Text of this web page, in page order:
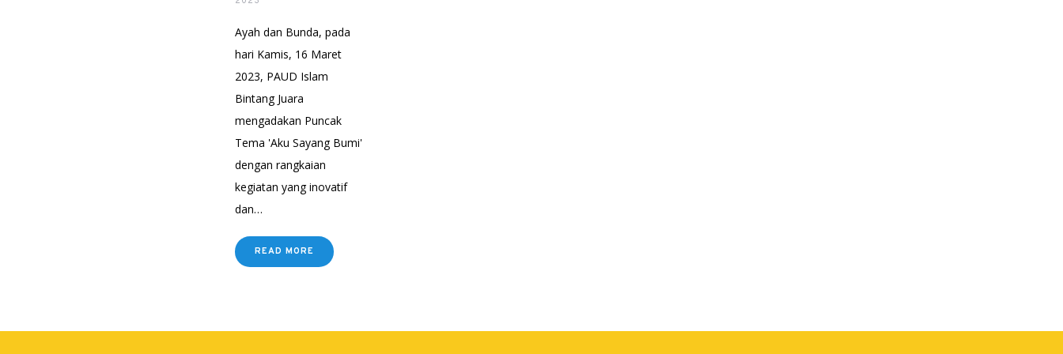
Ayah dan Bunda, pada
hari Kamis, 16 Maret
2023, PAUD Islam
Bintang Juara
mengadakan Puncak
Tema 'Aku Sayang Bumi'
dengan rangkaian
kegiatan yang inovatif
dan…
READ MORE